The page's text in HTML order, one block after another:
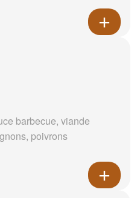
barbecue, viande
poivrons